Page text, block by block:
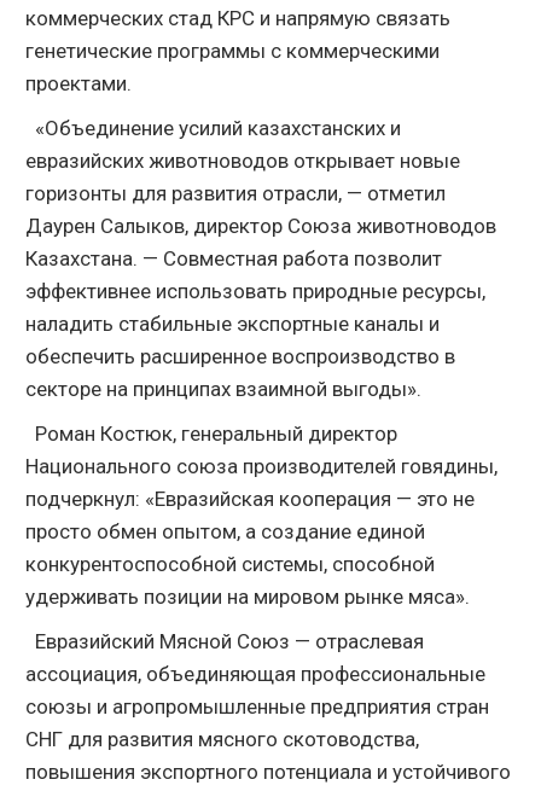
коммерческих стад КРС и напрямую связать
генетические программы с коммерческими
проектами.
«Объединение усилий казахстанских и
евразийских животноводов открывает новые
горизонты для развития отрасли, — отметил
Даурен Салыков, директор Союза животноводов
Казахстана. — Совместная работа позволит
эффективнее использовать природные ресурсы,
наладить стабильные экспортные каналы и
обеспечить расширенное воспроизводство в
секторе на принципах взаимной выгоды».
Роман Костюк, генеральный директор
Национального союза производителей говядины,
подчеркнул: «Евразийская кооперация — это не
просто обмен опытом, а создание единой
конкурентоспособной системы, способной
удерживать позиции на мировом рынке мяса».
Евразийский Мясной Союз — отраслевая
ассоциация, объединяющая профессиональные
союзы и агропромышленные предприятия стран
СНГ для развития мясного скотоводства,
повышения экспортного потенциала и устойчивого